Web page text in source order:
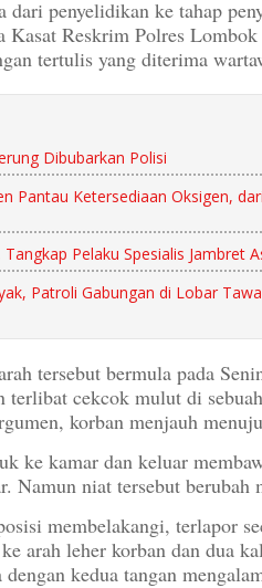
dari penyelidikan ke tahap
Kasat Reskrim Polres
tertulis yang diterima
Dibubarkan Polisi
Pantau Ketersediaan Oksigen,
Pelaku Spesialis Jambret
Patroli Gabungan di Lobar
tersebut bermula pada
terlibat cekcok mulut di
korban menjauh
ke kamar dan keluar
Namun niat tersebut berubah
membelakangi, terlapor
arah leher korban dan dua
kedua tangan